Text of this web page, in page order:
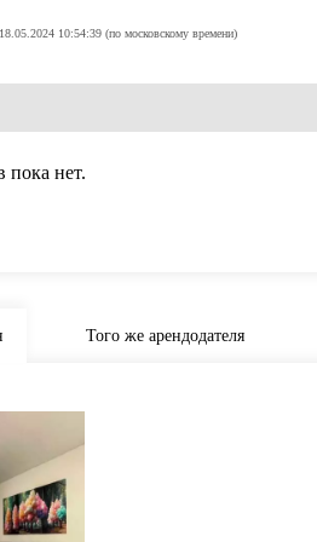
10:54:39 (по московскому времени)
пока нет.
Того же арендодателя